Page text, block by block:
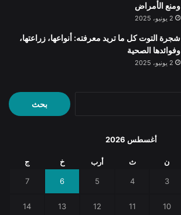
ومنع الأمراض
2 يونيو، 2025
شجرة التوت كل ما تريد معرفته: أنواعها، زراعتها،
وفوائدها الصحية
2 يونيو، 2025
البحث
عن:
أغسطس 2026
ن ث أرب خ ج
3
4
5
6
7
10
11
12
13
14